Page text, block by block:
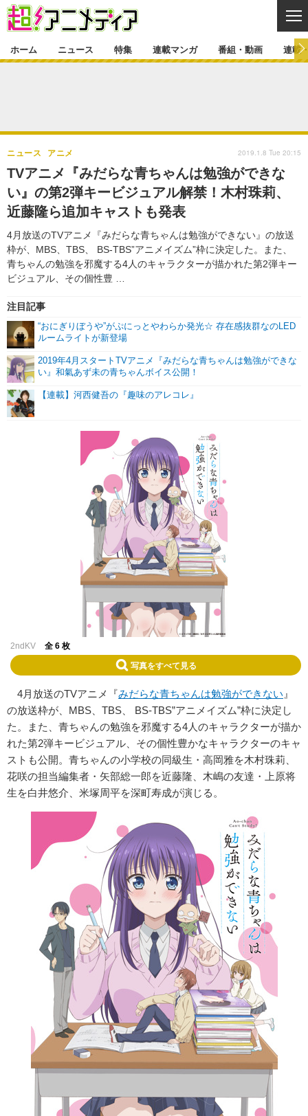
ゲーム・アプリ マンガ
グッズ イベント
声優
舞台 新帝スタ
特集一覧 カバー
ラキりす
連載マンガ
連載マンガ一覧 連載一覧
番組・動画一覧 ラジオ
動画
連載・ブログ
連載・ブログ一覧
編集部ブログ・お知らせ
ホーム ニュース 特集 連載マンガ 番組・動画 連載
TVアニメ『みだらな青ちゃんは勉強ができな
い』の第2弾キービジュアル解禁！木村珠莉、
近藤隆ら追加キャストも発表
4月放送のTVアニメ『みだらな青ちゃんは勉強ができない』の放送
枠が、MBS、TBS、 BS-TBS”アニメイズム”枠に決定した。また、
青ちゃんの勉強を邪魔する4人のキャラクターが描かれた第2弾キー
ビジュアル、その個性豊 …
ニュース アニメ
注目記事
“おにぎりぼうや”がぷにっとやわらか発光☆ 存在感抜群なのLED
ルームライトが新登場
2019年4月スタートTVアニメ『みだらな青ちゃんは勉強ができな
い』和氣あず未の青ちゃんボイス公開！
【連載】河西健吾の『趣味のアレコレ』
2019.1.8 Tue 20:15
2ndKV 全 6 枚
写真をすべて見る
4月放送のTVアニメ『みだらな青ちゃんは勉強ができない 』
の放送枠が、MBS、TBS、 BS-TBS”アニメイズム”枠に決定し
た。また、青ちゃんの勉強を邪魔する4人のキャラクターが描か
れた第2弾キービジュアル、その個性豊かなキャラクターのキャ
ストも公開。青ちゃんの小学校の同級生・高岡雅を木村珠莉、
花咲の担当編集者・矢部総一郎を近藤隆、木嶋の友達・上原将
生を白井悠介、米塚周平を深町寿成が演じる。